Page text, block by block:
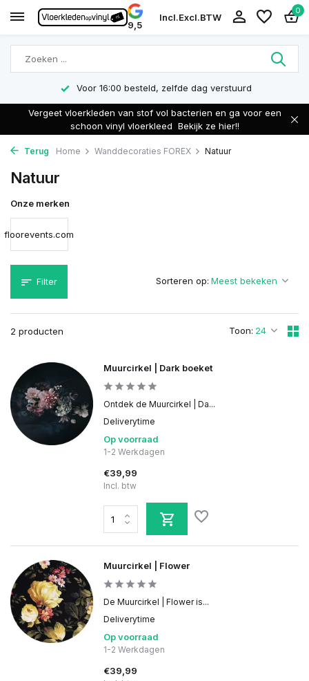
9,5
Incl.Excl.BTW
0
Voor 16:00 besteld, zelfde dag verstuurd
Vergeet vloerkleden van stof vol bacterien en ga voor een
schoon vinyl vloerkleed Bekijk ze hier!!
Terug Home Wanddecoraties FOREX Natuur
Natuur
Onze merken
floorevents.com
Filter
2 producten Toon:
Sorteren op:
Muurcirkel | Dark boeket
Ontdek de Muurcirkel | Da...
Deliverytime
Op voorraad
1-2 Werkdagen
€39,99
Incl. btw
Muurcirkel | Flower
De Muurcirkel | Flower is...
Deliverytime
Op voorraad
1-2 Werkdagen
€39,99